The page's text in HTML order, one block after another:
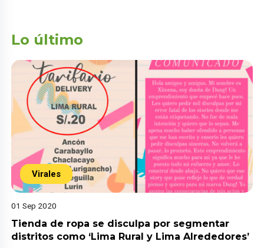
Lo último
Virales
01 Sep 2020
Tienda de ropa se disculpa por segmentar
distritos como ‘Lima Rural y Lima Alrededores’